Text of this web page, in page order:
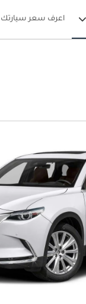
اعرف سعر سيارتك